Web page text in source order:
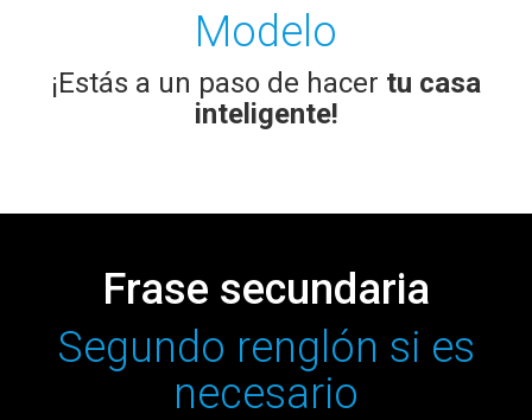
Modelo
¡Estás a un paso de hacer tu casa
inteligente!
Frase secundaria
Segundo renglón si es
necesario